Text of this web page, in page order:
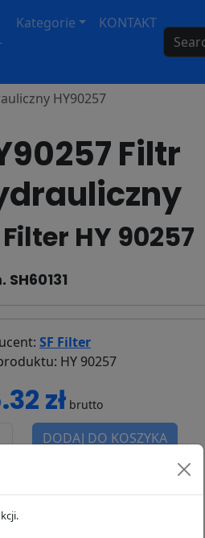
Kategorie
KONTAKT
HY90257
Filtr
Filter HY 90257
SH60131
SF Filter
HY 90257
zł brutto
DODAJ DO KOSZYKA